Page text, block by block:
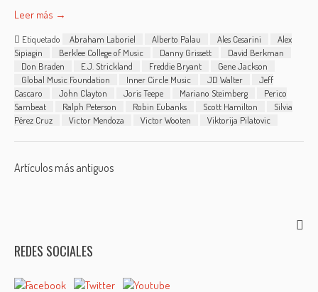
Leer más →
Etiquetado Abraham Laboriel Alberto Palau Ales Cesarini
Alex
Sipiagin
Berklee College of Music Danny Grissett
David Berkman
Don Braden
E.J. Strickland Freddie Bryant
Gene Jackson
Global Music Foundation
Inner Circle Music JD Walter
Jeff
Cascaro
John Clayton Joris Teepe Mariano Steimberg
Perico
Sambeat
Ralph Peterson Robin Eubanks Scott Hamilton
Silvia
Pérez Cruz
Victor Mendoza Victor Wooten Viktorija Pilatovic
Posts
Artículos más antiguos
REDES SOCIALES